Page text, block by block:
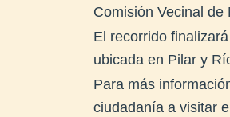
Comisión Vecinal de
El recorrido
ubicada en Pilar y
Para más
ciudadanía a visitar